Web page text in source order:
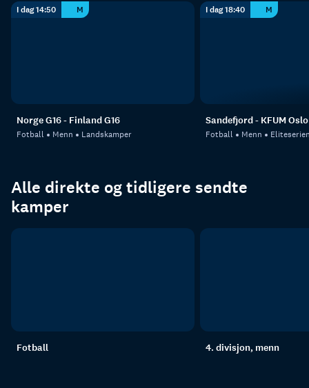
I dag 14:50 M
Norge G16 - Finland G16
Fotball Menn Landskamper
I dag 18:40 M
Sandefjord - KFUM Oslo
Fotball Menn
Alle direkte og tidligere sendte
kamper
Fotball 4. divisjon, menn